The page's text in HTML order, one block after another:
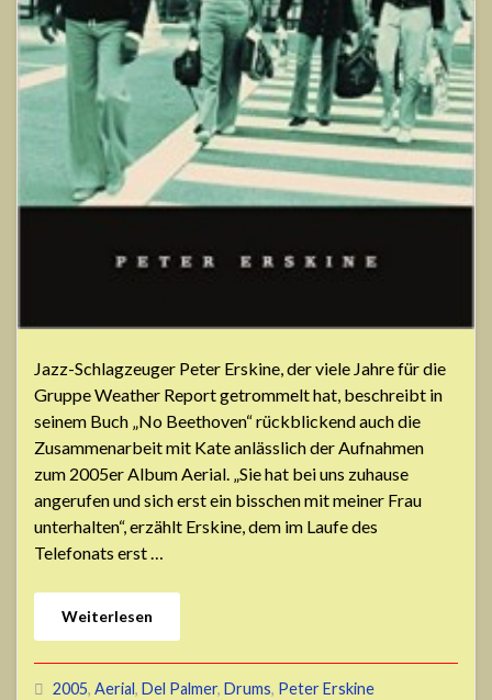
Jazz-Schlagzeuger Peter Erskine, der viele Jahre für die
Gruppe Weather Report getrommelt hat, beschreibt in
seinem Buch „No Beethoven“ rückblickend auch die
Zusammenarbeit mit Kate anlässlich der Aufnahmen
zum 2005er Album Aerial. „Sie hat bei uns zuhause
angerufen und sich erst ein bisschen mit meiner Frau
unterhalten“, erzählt Erskine, dem im Laufe des
Telefonats erst …
Weiterlesen
2005, Aerial, Del Palmer, Drums, Peter Erskine